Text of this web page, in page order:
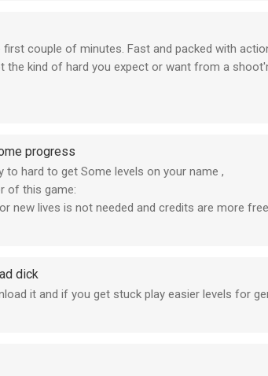
couple of minutes. Fast and packed with
the kind of hard you expect or want from a
but all to do with spending money on credits.
better. It'll bring you a couple of levels
progress
to hard to get Some levels on your name ,
of this game:
new lives is not needed and credits are more
dick
it and if you get stuck play easier levels for